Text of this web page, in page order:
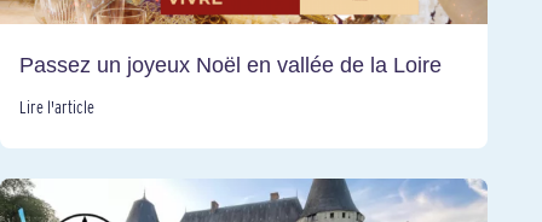
Passez un joyeux Noël en vallée de la Loire
Lire l'article